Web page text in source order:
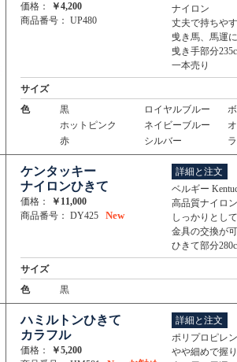
価格：
￥4,200
商品番号： UP480
ナイロン
丈夫で持ちや
曵き馬、馬運
曵き手部分
一本売り
サイズ
色
黒 ロイヤルブルー
ホットピンク
ネイビーブルー
赤
シルバー
ケンタッキー
ナイロンひきて
価格：
￥11,000
商品番号： DY425 New
詳細と注文
ベルギー
高品質ナイロ
しっかりとし
金具の交換が
ひきて部分
サイズ
色
黒
ハミルトンひきて
カラフル
価格：
￥5,200
詳細と注文
ポリプロピレ
やや細めで握